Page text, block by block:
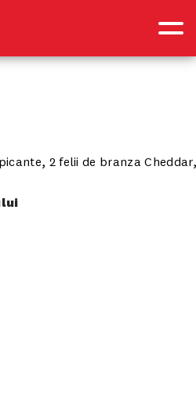
2 felii de branza